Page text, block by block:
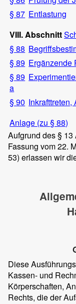
§ 87 Entlastung
VIII. Abschnitt
§ 88
§ 89 Ergänzende
§ 89
a
§ 90 Inkrafttreten,
Anlage (zu § 88)
Aufgrund des §
Fassung vom 22.
53) erlassen wir
Diese
Kassen- und
Körperschaften,
Rechts, die der